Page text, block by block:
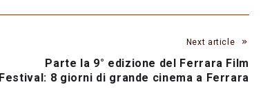
Next article
Parte la 9° edizione del Ferrara Film
Festival: 8 giorni di grande cinema a Ferrara